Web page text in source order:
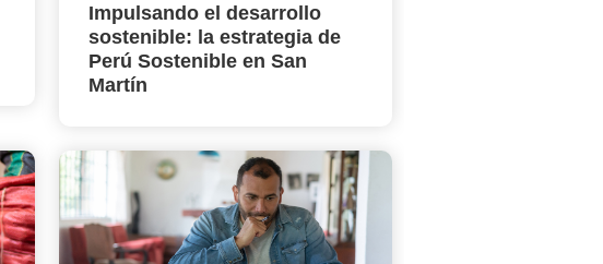
Impulsando el desarrollo
sostenible: la estrategia de
Perú Sostenible en San
Martín